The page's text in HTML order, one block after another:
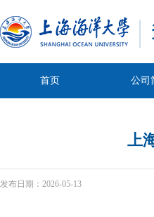
首页 公司
上
发布日期： 2026-05-13